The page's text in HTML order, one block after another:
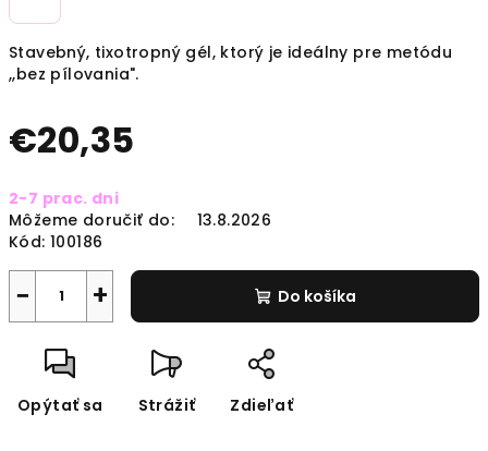
Stavebný, tixotropný gél, ktorý je ideálny pre metódu
,,bez pílovania".
€20,35
cena:
2-7 prac. dni
Môžeme doručiť do:
13.8.2026
Kód: 100186
+
− Do košíka
Opýtať sa Strážiť Zdieľať